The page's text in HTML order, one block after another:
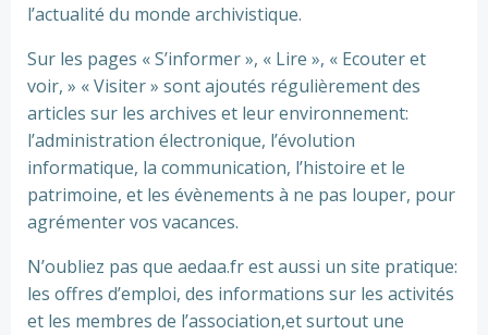
l’actualité du monde archivistique.
Sur les pages « S’informer », « Lire », « Ecouter et
voir, » « Visiter » sont ajoutés régulièrement des
articles sur les archives et leur environnement:
l’administration électronique, l’évolution
informatique, la communication, l’histoire et le
patrimoine, et les évènements à ne pas louper, pour
agrémenter vos vacances.
N’oubliez pas que aedaa.fr est aussi un site pratique:
les offres d’emploi, des informations sur les activités
et les membres de l’association,et surtout une